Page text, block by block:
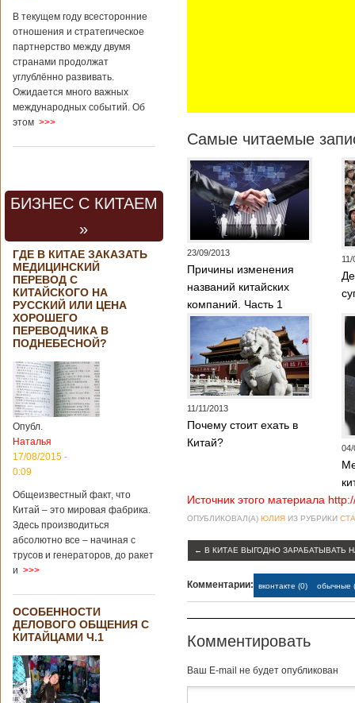
вертолета. Такое
заявление сделала
региональной
политике и
международному
сотрудничеству
государственной
корпорации
Кладов
аэрокосмической
выставки Aero
Бангалоре в
Индии. Контракт
между Китаем и
Россией на
разработку,
Подробнее...
Опубликовано
21/02/2019 - 22:26
В Китае найден
древний
крупный
бирюзовый
рудник
Китайским
археологам
обнаружить
крупнейший рудник
по добыче бирюзы
на территории
Уйгурского
автономного
Китая. Об этом
сообщает
агентство Синьхуа,
ссылаясь на
Синьцзянский
институт
археологии и
В текущем году всесторонние
отношения и стратегическое
партнерство между двумя
странами продолжат
углублённо развивать.
Ожидается много важных
международных событий. Об
этом >>>
БИЗНЕС С КИТАЕМ
»
ГДЕ В КИТАЕ ЗАКАЗАТЬ
МЕДИЦИНСКИЙ
ПЕРЕВОД С
КИТАЙСКОГО НА
РУССКИЙ ИЛИ ЦЕНА
ХОРОШЕГО
ПЕРЕВОДЧИКА В
ПОДНЕБЕСНОЙ?
Опубл.
Наталья
17/08/2015 -
0:09
Общеизвестный факт, что
Китай – это мировая фабрика.
Здесь производиться
абсолютно все – начиная с
трусов и генераторов, до ракет
и >>>
ОСОБЕННОСТИ
ДЕЛОВОГО ОБЩЕНИЯ С
КИТАЙЦАМИ Ч.1
Самые читаемые
23/09/2013
Причины изменения
названий китайских
компаний. Часть 1
11/11/2013
Почему стоит ехать в
Китай?
04/
Источник этого материала
ОПУБЛИКОВАЛ(А) ЮЛИЯ ИЗ РУБРИКИ
← В КИТАЕ ВЫГОДНО ЗАРАБАТЫВАТЬ
Комментарии: вконтакте (0) обычные
Комментировать
Baш E-mail не будет опубликован